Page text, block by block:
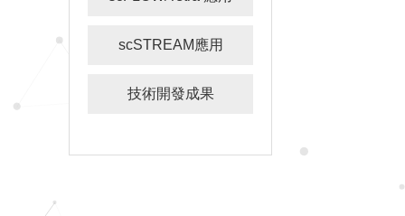
scSTREAM應用
技術開發成果